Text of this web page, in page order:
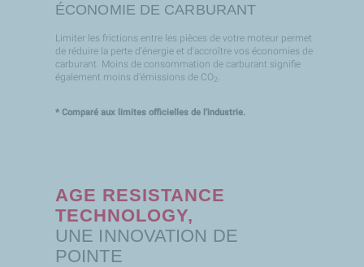
ÉCONOMIE DE CARBURANT
Limiter les frictions entre les pièces de votre moteur permet
de réduire la perte d’énergie et d’accroître vos économies de
carburant. Moins de consommation de carburant signifie
également moins d’émissions de CO2 .
* Comparé aux limites officielles de l’industrie.
AGE RESISTANCE
TECHNOLOGY,
UNE INNOVATION DE
POINTE